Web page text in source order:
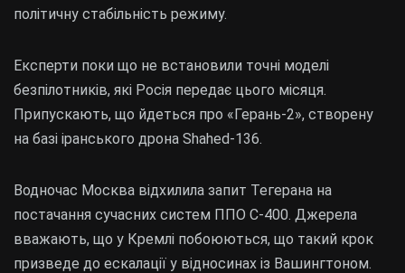
політичну стабільність режиму.
Експерти поки що не встановили точні моделі
безпілотників, які Росія передає цього місяця.
Припускають, що йдеться про «Герань-2», створену
на базі іранського дрона Shahed-136.
Водночас Москва відхилила запит Тегерана на
постачання сучасних систем ППО С-400. Джерела
вважають, що у Кремлі побоюються, що такий крок
призведе до ескалації у відносинах із Вашингтоном.